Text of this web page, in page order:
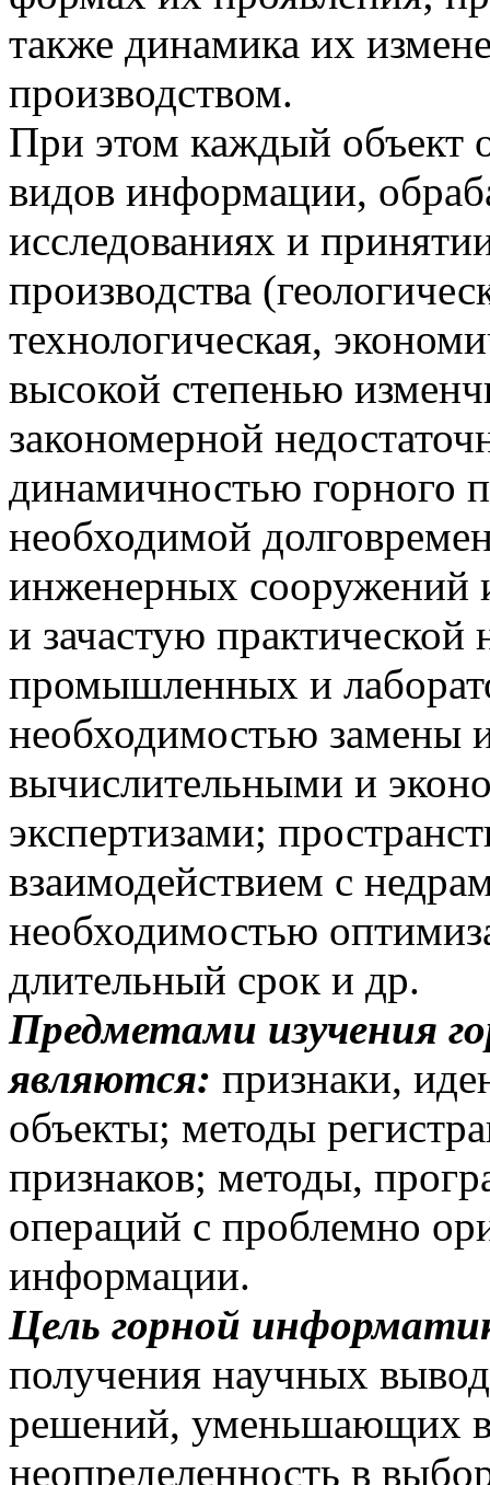
также динамика их
производством.
При этом каждый объект
видов информации,
исследованиях и
производства
технологическая,
высокой степенью
закономерной
динамичностью горного
необходимой
инженерных сооружений
и зачастую
промышленных и
необходимостью замены
вычислительными и
экспертизами;
взаимодействием с
необходимостью
длительный срок и др.
Предметами изучения
являются: признаки,
объекты; методы
признаков; методы,
операций с проблемно
информации.
Цель горной
получения научных
решений, уменьшающих
неопределенность в